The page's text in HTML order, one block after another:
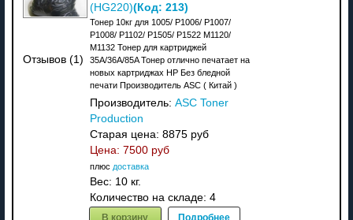
Отзывов (1)
(HG220)(Код: 213)
Тонер 10кг для 1005/ P1006/ P1007/
P1008/ P1102/ P1505/ P1522 M1120/
M1132 Тонер для картриджей
35A/36A/85A Тонер отлично печатает на
новых картриджах HP Без бледной
печати Производитель ASC ( Китай )
Производитель: ASC Toner
Production
Старая цена: 8875 руб
Цена: 7500 руб
плюс доставка
Вес: 10 кг.
Количество на складе: 4
В корзину Подробнее